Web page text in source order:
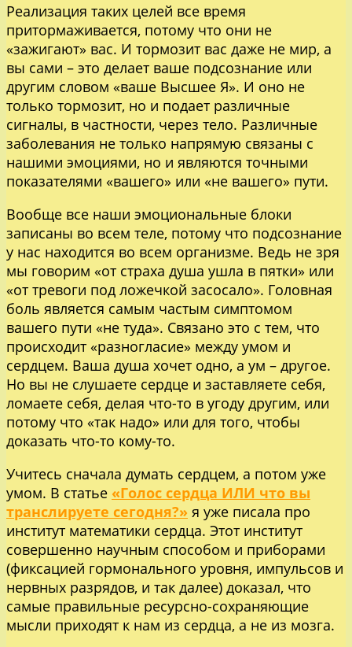
Реализация таких целей все время
притормаживается, потому что они не
«зажигают» вас. И тормозит вас даже не мир, а
вы сами – это делает ваше подсознание или
другим словом «ваше Высшее Я». И оно не
только тормозит, но и подает различные
сигналы, в частности, через тело. Различные
заболевания не только напрямую связаны с
нашими эмоциями, но и являются точными
показателями «вашего» или «не вашего» пути.
Вообще все наши эмоциональные блоки
записаны во всем теле, потому что подсознание
у нас находится во всем организме. Ведь не зря
мы говорим «от страха душа ушла в пятки» или
«от тревоги под ложечкой засосало». Головная
боль является самым частым симптомом
вашего пути «не туда». Связано это с тем, что
происходит «разногласие» между умом и
сердцем. Ваша душа хочет одно, а ум – другое.
Но вы не слушаете сердце и заставляете себя,
ломаете себя, делая что-то в угоду другим, или
потому что «так надо» или для того, чтобы
доказать что-то кому-то.
Учитесь сначала думать сердцем, а потом уже
умом. В статье «Голос сердца ИЛИ что вы
транслируете сегодня?» я уже писала про
институт математики сердца. Этот институт
совершенно научным способом и приборами
(фиксацией гормонального уровня, импульсов и
нервных разрядов, и так далее) доказал, что
самые правильные ресурсно-сохраняющие
мысли приходят к нам из сердца, а не из мозга.